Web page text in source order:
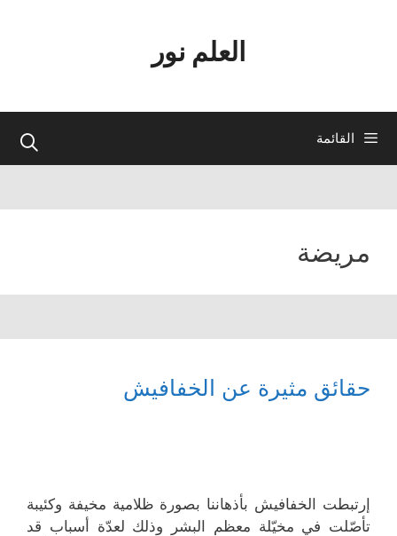
العلم نور
القائمة
مريضة
حقائق مثيرة عن الخفافيش
إرتبطت الخفافيش بأذهاننا بصورة ظلامية مخيفة وكئيبة
تأصّلت في مخيّلة معظم البشر وذلك لعدّة أسباب قد